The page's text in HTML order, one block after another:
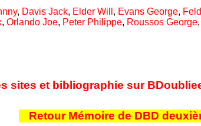
, Davis Jack, Elder Will , Evans George,
, Orlando Joe, Peter Philippe, Roussos George,
sites et bibliographie sur
Retour Mémoire de DBD